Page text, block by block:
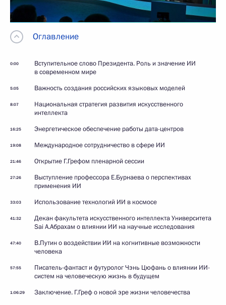
Оглавление
0:00
Вступительное слово Президента. Роль и значение ИИ
в современном мире
5:05 Важность создания российских языковых моделей
8:07
Национальная стратегия развития искусственного
интеллекта
16:25 Энергетическое обеспечение работы дата-центров
19:08 Международное сотрудничество в сфере ИИ
21:46 Открытие Г.Грефом пленарной сессии
27:26
Выступление профессора Е.Бурнаева о перспективах
применения ИИ
33:03 Использование технологий ИИ в космосе
41:32
Декан факультета искусственного интеллекта Университета
Sai А.Абрахам о влиянии ИИ на научные исследования
47:40
В.Путин о воздействии ИИ на когнитивные возможности
человека
57:55
Писатель-фантаст и футуролог Чэнь Цюфань о влиянии ИИ-
систем на человеческую жизнь в будущем
1:06:29 Заключение. Г.Греф о новой эре жизни человечества